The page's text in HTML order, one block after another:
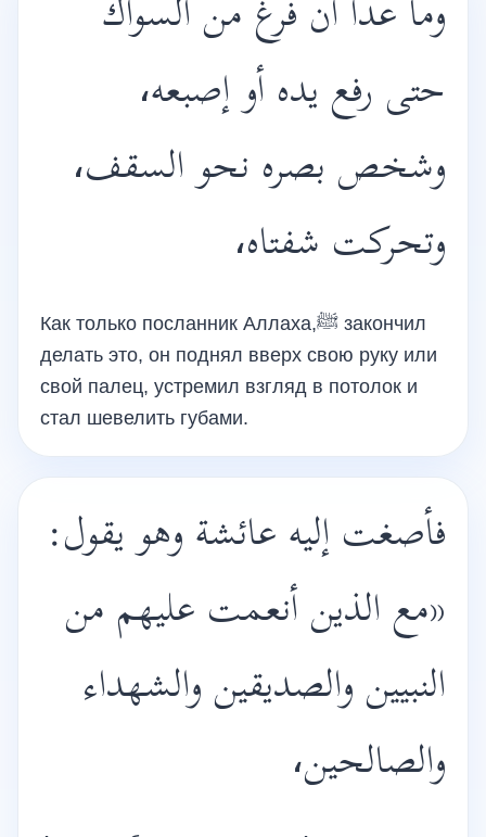
وما عدا أن فرغ من السواك
حتى رفع يده أو إصبعه،
وشخص بصره نحو السقف،
وتحركت شفتاه،
Как только посланник Аллаха,ﷺ закончил
делать это, он поднял вверх свою руку или
свой палец, устремил взгляд в потолок и
стал шевелить губами.
فأصغت إليه عائشة وهو يقول:
«مع الذين أنعمت عليهم من
النبيين والصديقين والشهداء
والصالحين،